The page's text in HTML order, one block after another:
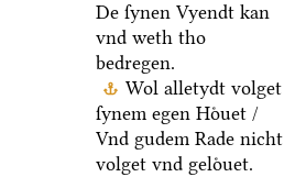
De ſynen Vyendt kan
vnd weth tho
bedregen.
Wol alletydt volget
ſynem egen Hoͤuet /
Vnd gudem Rade nicht
volget vnd geloͤuet.